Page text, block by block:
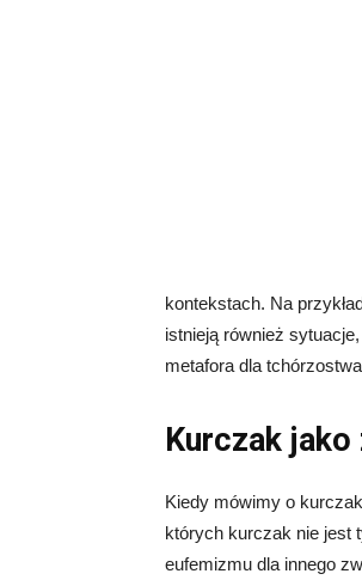
kontekstach. Na
istnieją również
metafora dla
Kurczak
Kiedy mówimy o
których kurczak nie jest
eufemizmu dla innego